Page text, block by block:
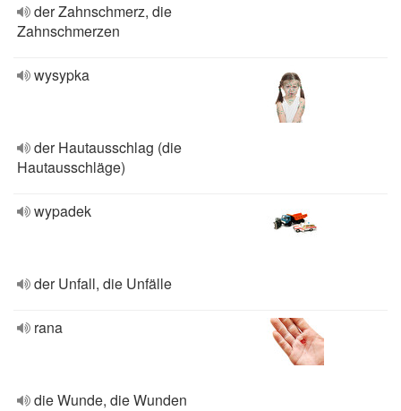
der Zahnschmerz, die
Zahnschmerzen
wysypka
der Hautausschlag (die
Hautausschläge)
wypadek
der Unfall, die Unfälle
rana
die Wunde, die Wunden